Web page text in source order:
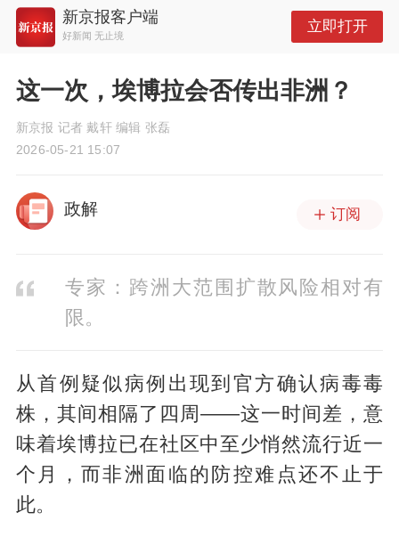
新京报客户端
好新闻 无止境
立即打开
这一次，埃博拉会否传出非洲？
新京报 记者 戴轩 编辑 张磊
2026-05-21 15:07
政解 订阅
专家：跨洲大范围扩散风险相对有
限。
从首例疑似病例出现到官方确认病毒毒
株，其间相隔了四周——这一时间差，意
味着埃博拉已在社区中至少悄然流行近一
个月，而非洲面临的防控难点还不止于
此。